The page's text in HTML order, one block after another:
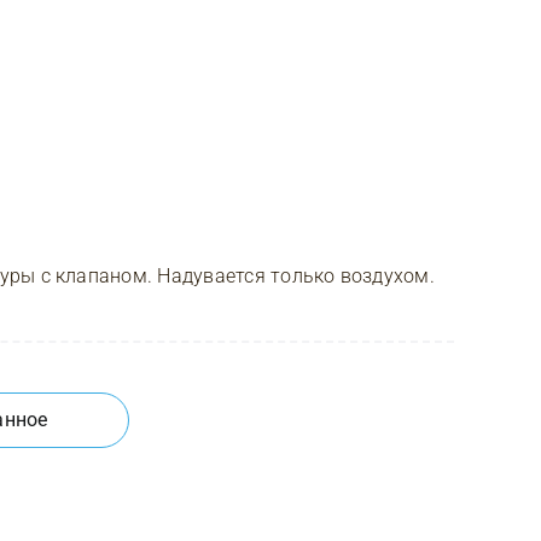
с клапаном. Надувается только воздухом.